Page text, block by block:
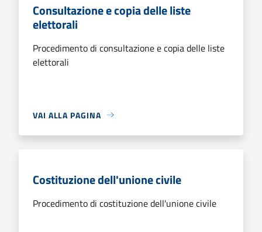
Consultazione e copia delle liste
elettorali
Procedimento di consultazione e copia delle liste
elettorali
VAI ALLA PAGINA
Costituzione dell'unione civile
Procedimento di costituzione dell'unione civile